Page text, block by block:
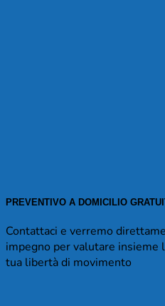
PREVENTIVO A DOMICILIO
Contattaci e verremo
impegno per valutare
tua libertà di movimento